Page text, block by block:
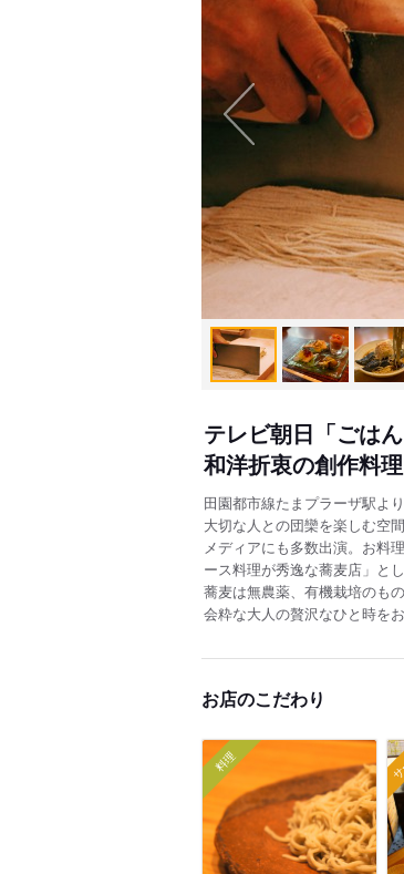
テレビ朝日「ごは
和洋折衷の創作料理
田園都市線たまプラーザ駅より
大切な人との団欒を楽しむ空
メディアにも多数出演。お料
ース料理が秀逸な蕎麦店」と
蕎麦は無農薬、有機栽培のも
会粋な大人の贅沢なひと時を
お店のこだわり
料理